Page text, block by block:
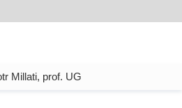
Millati, prof. UG